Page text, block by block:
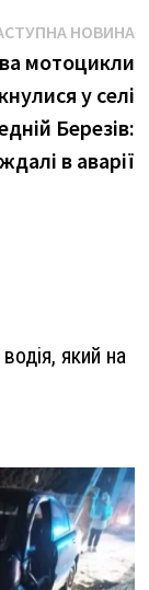
НОВИНА
мотоцикли
у селі
Березів:
в аварії
який на